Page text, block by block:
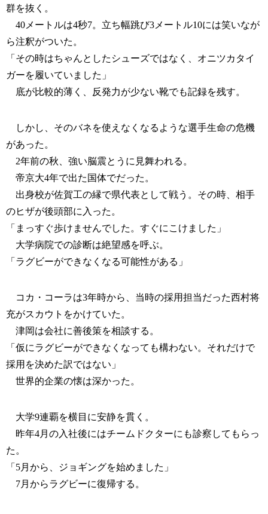
群を抜く。
40メートルは4秒7。立ち幅跳び3メートル10には笑いなが
ら注釈がついた。
「その時はちゃんとしたシューズではなく、オニツカタイ
ガーを履いていました」
底が比較的薄く、反発力が少ない靴でも記録を残す。
しかし、そのバネを使えなくなるような選手生命の危機
があった。
2年前の秋、強い脳震とうに見舞われる。
帝京大4年で出た国体でだった。
出身校が佐賀工の縁で県代表として戦う。その時、相手
のヒザが後頭部に入った。
「まっすぐ歩けませんでした。すぐにこけました」
大学病院での診断は絶望感を呼ぶ。
「ラグビーができなくなる可能性がある」
コカ・コーラは3年時から、当時の採用担当だった西村将
充がスカウトをかけていた。
津岡は会社に善後策を相談する。
「仮にラグビーができなくなっても構わない。それだけで
採用を決めた訳ではない」
世界的企業の懐は深かった。
大学9連覇を横目に安静を貫く。
昨年4月の入社後にはチームドクターにも診察してもらっ
た。
「5月から、ジョギングを始めました」
7月からラグビーに復帰する。